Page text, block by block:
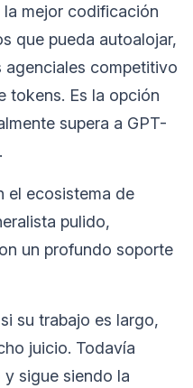
la mejor codificación
que pueda autoalojar,
agenciales competitivo
tokens. Es la opción
supera a GPT-
el ecosistema de
pulido,
un profundo soporte
si su trabajo es largo,
juicio. Todavía
sigue siendo la